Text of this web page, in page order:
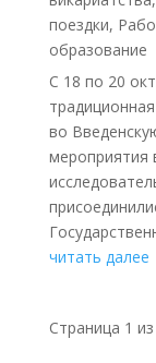
поездки,
образование
С 18 по 20
во
мероприятия
читать далее
Страница 1